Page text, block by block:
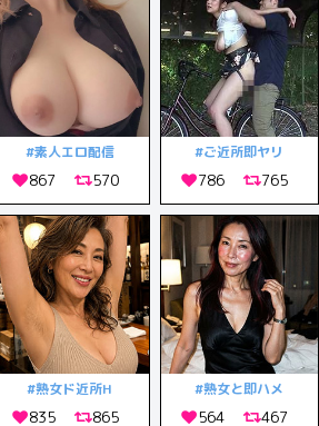
#素人エロ配信 #ご近所即ヤリ
#熟女ド近所H #熟女と即ハメ